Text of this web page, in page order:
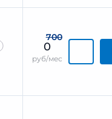
700
0
руб/мес